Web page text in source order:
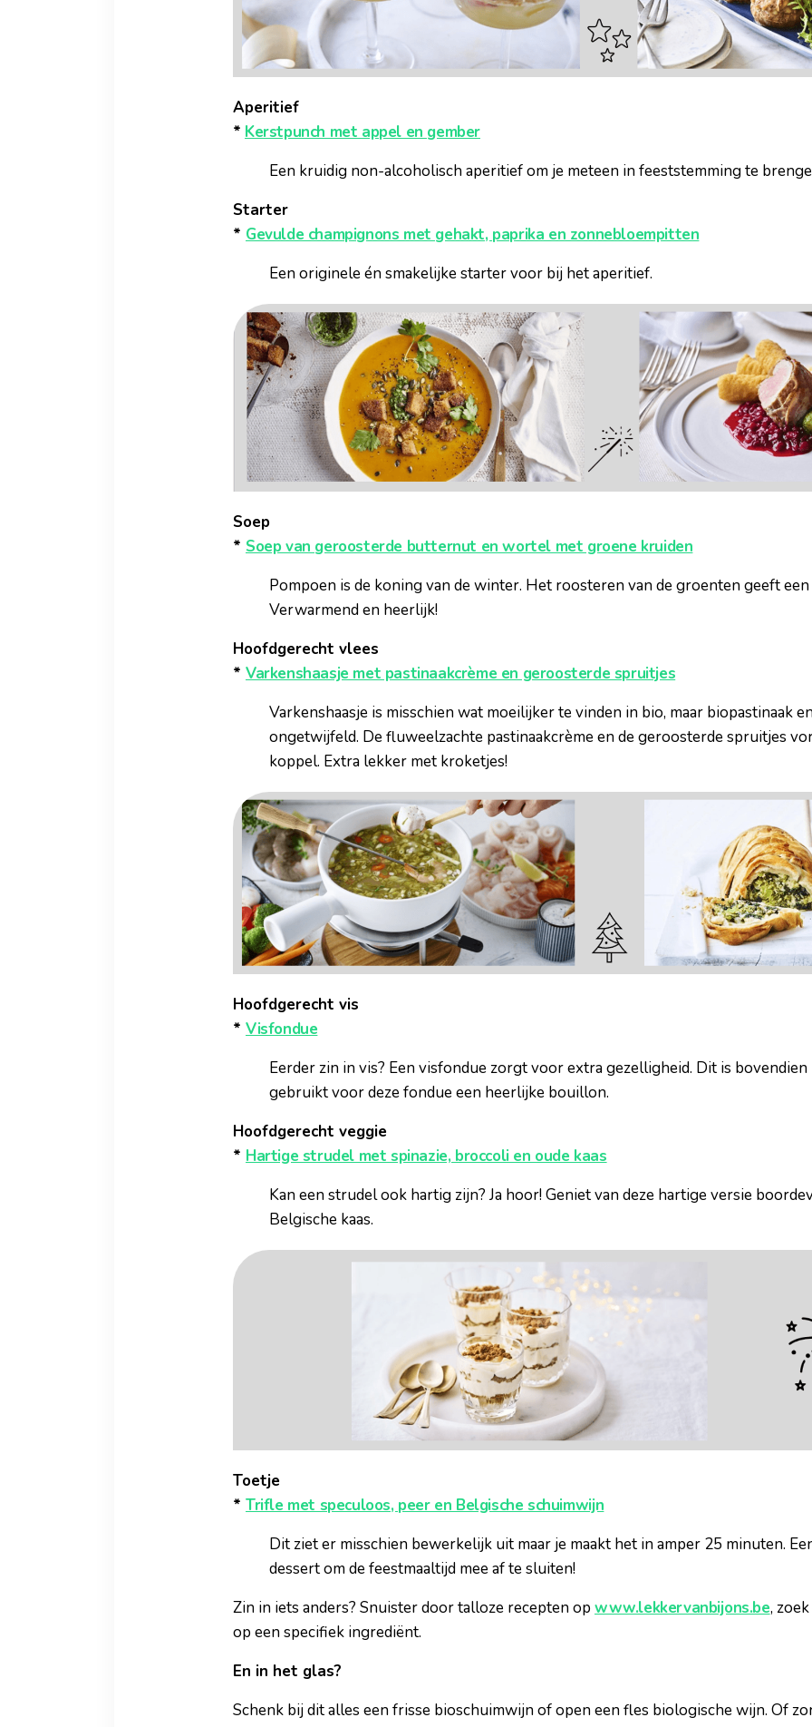
Aperitief
* Kerstpunch met appel en gember
Een kruidig non-alcoholisch aperitief om je meteen in feeststemming te
Starter
* Gevulde champignons met gehakt, paprika en zonnebloempitten
Een originele én smakelijke starter voor bij het aperitief.
Soep
* Soep van geroosterde butternut en wortel met groene kruiden
Pompoen is de koning van de winter. Het roosteren van de groenten geeft een
Verwarmend en heerlijk!
Hoofdgerecht vlees
* Varkenshaasje met pastinaakcrème en geroosterde spruitjes
Varkenshaasje is misschien wat moeilijker te vinden in bio, maar biopastinaak
ongetwijfeld. De fluweelzachte pastinaakcrème en de geroosterde spruitjes
koppel. Extra lekker met kroketjes!
Hoofdgerecht vis
* Visfondue
Eerder zin in vis? Een visfondue zorgt voor extra gezelligheid. Dit is
gebruikt voor deze fondue een heerlijke bouillon.
Hoofdgerecht veggie
* Hartige strudel met spinazie, broccoli en oude kaas
Kan een strudel ook hartig zijn? Ja hoor! Geniet van deze hartige versie
Belgische kaas.
Toetje
* Trifle met speculoos, peer en Belgische schuimwijn
Dit ziet er misschien bewerkelijk uit maar je maakt het in amper 25 minuten.
dessert om de feestmaaltijd mee af te sluiten!
Zin in iets anders? Snuister door talloze recepten op www.lekkervanbijons.be,
op een specifiek ingrediënt.
En in het glas?
Schenk bij dit alles een frisse bioschuimwijn of open een fles biologische wijn. Of